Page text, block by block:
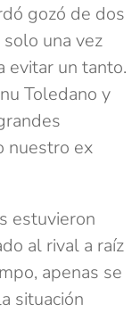
gozó de dos
una vez
evitar un tanto.
Toledano y
nuestro ex
estuvieron
al rival a raíz
apenas se
situación